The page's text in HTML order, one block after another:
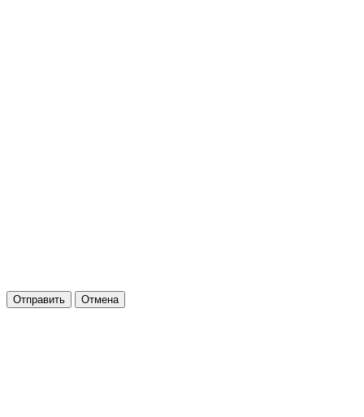
Отправить Отмена